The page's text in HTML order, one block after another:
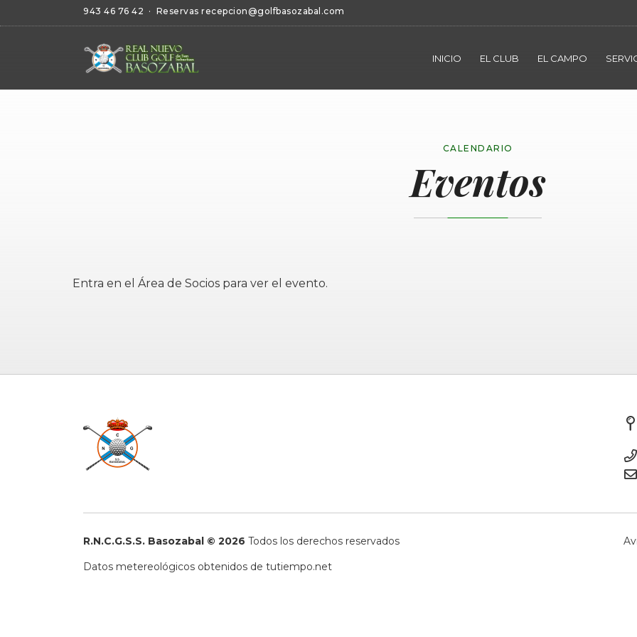
943 46 76 42 · Reservas recepcion@golfbasozabal.com
INICIO EL CLUB EL CAMPO
CALENDARIO
Eventos
Entra en el Área de Socios para ver el evento.
R.N.C.G.S.S. Basozabal © 2026 Todos los derechos reservados
Datos metereológicos obtenidos de tutiempo.net